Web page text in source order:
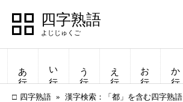
四字熟語
あ行 い行 う行 え行 お行 か行
四字熟語 漢字検索：「都」を含む四字熟語